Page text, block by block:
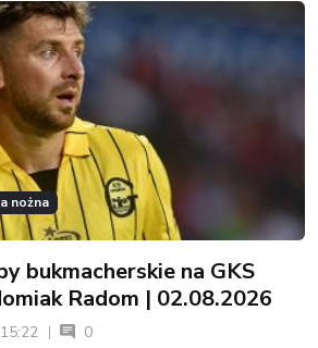
nożna
bukmacherskie na GKS
Radom | 02.08.2026
0